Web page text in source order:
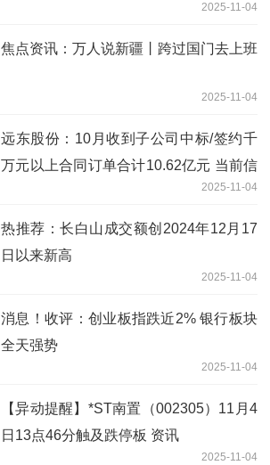
2025-11-04
焦点资讯：万人说新疆丨跨过国门去上班
2025-11-04
远东股份：10月收到子公司中标/签约千
万元以上合同订单合计10.62亿元 当前信
2025-11-04
热推荐：长白山成交额创2024年12月17
日以来新高
2025-11-04
消息！收评：创业板指跌近2% 银行板块
全天强势
2025-11-04
【异动提醒】*ST南置（002305）11月4
日13点46分触及跌停板 资讯
2025-11-04